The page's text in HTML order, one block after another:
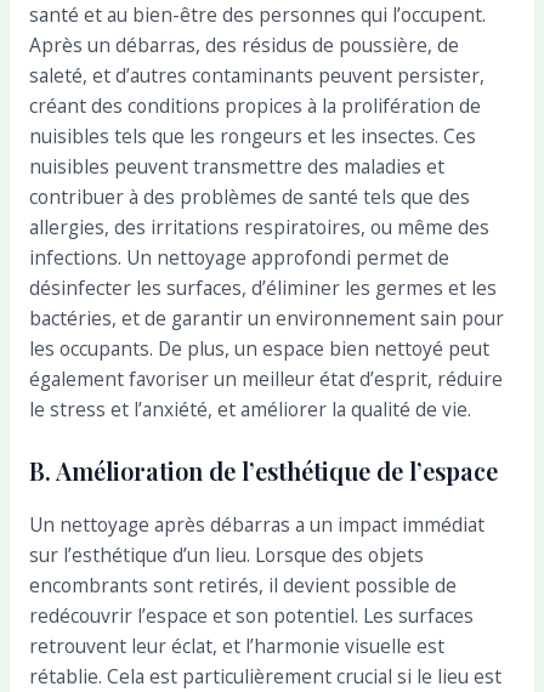
santé et au bien-être des personnes qui l’occupent.
Après un débarras, des résidus de poussière, de
saleté, et d’autres contaminants peuvent persister,
créant des conditions propices à la prolifération de
nuisibles tels que les rongeurs et les insectes. Ces
nuisibles peuvent transmettre des maladies et
contribuer à des problèmes de santé tels que des
allergies, des irritations respiratoires, ou même des
infections. Un nettoyage approfondi permet de
désinfecter les surfaces, d’éliminer les germes et les
bactéries, et de garantir un environnement sain pour
les occupants. De plus, un espace bien nettoyé peut
également favoriser un meilleur état d’esprit, réduire
le stress et l’anxiété, et améliorer la qualité de vie.
B. Amélioration de l’esthétique de l’espace
Un nettoyage après débarras a un impact immédiat
sur l’esthétique d’un lieu. Lorsque des objets
encombrants sont retirés, il devient possible de
redécouvrir l’espace et son potentiel. Les surfaces
retrouvent leur éclat, et l’harmonie visuelle est
rétablie. Cela est particulièrement crucial si le lieu est